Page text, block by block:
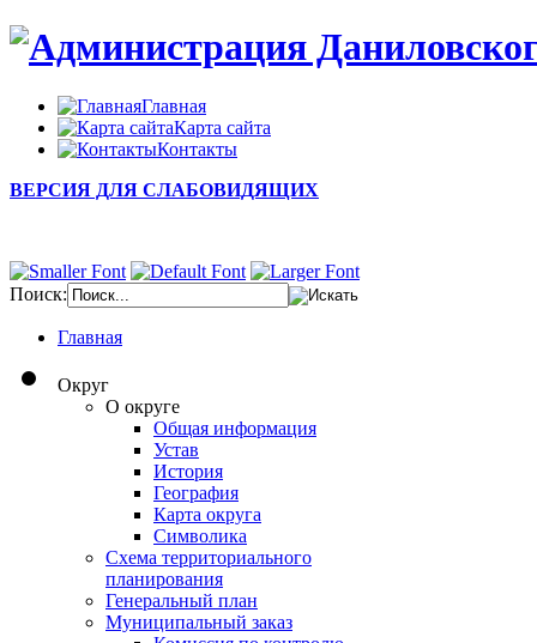
Главная
Карта сайта
Контакты
ВЕРСИЯ ДЛЯ СЛАБОВИДЯЩИХ
Поиск:
Главная
Округ
О округе
Общая информация
Устав
История
География
Карта округа
Символика
Схема территориального
планирования
Генеральный план
Муниципальный заказ